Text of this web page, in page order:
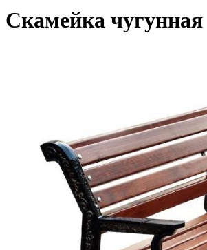
Скамейка чугунная